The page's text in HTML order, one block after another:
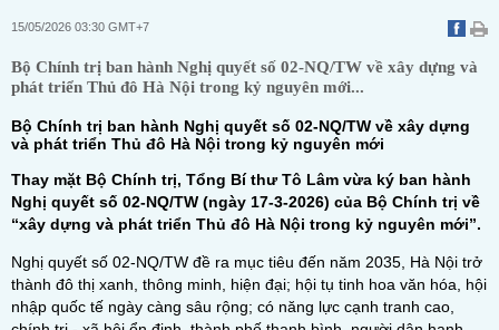
15/05/2026 03:30 GMT+7
Bộ Chính trị ban hành Nghị quyết số 02-NQ/TW về xây dựng và
phát triển Thủ đô Hà Nội trong kỷ nguyên mới...
Bộ Chính trị ban hành Nghị quyết số 02-NQ/TW về xây dựng
và phát triển Thủ đô Hà Nội trong kỷ nguyên mới
Thay mặt Bộ Chính trị, Tổng Bí thư Tô Lâm vừa ký ban hành
Nghị quyết số 02-NQ/TW (ngày 17-3-2026) của Bộ Chính trị về
“xây dựng và phát triển Thủ đô Hà Nội trong kỷ nguyên mới”.
Nghị quyết số 02-NQ/TW đề ra mục tiêu đến năm 2035, Hà Nội trở
thành đô thị xanh, thông minh, hiện đại; hội tụ tinh hoa văn hóa, hội
nhập quốc tế ngày càng sâu rộng; có năng lực cạnh tranh cao,